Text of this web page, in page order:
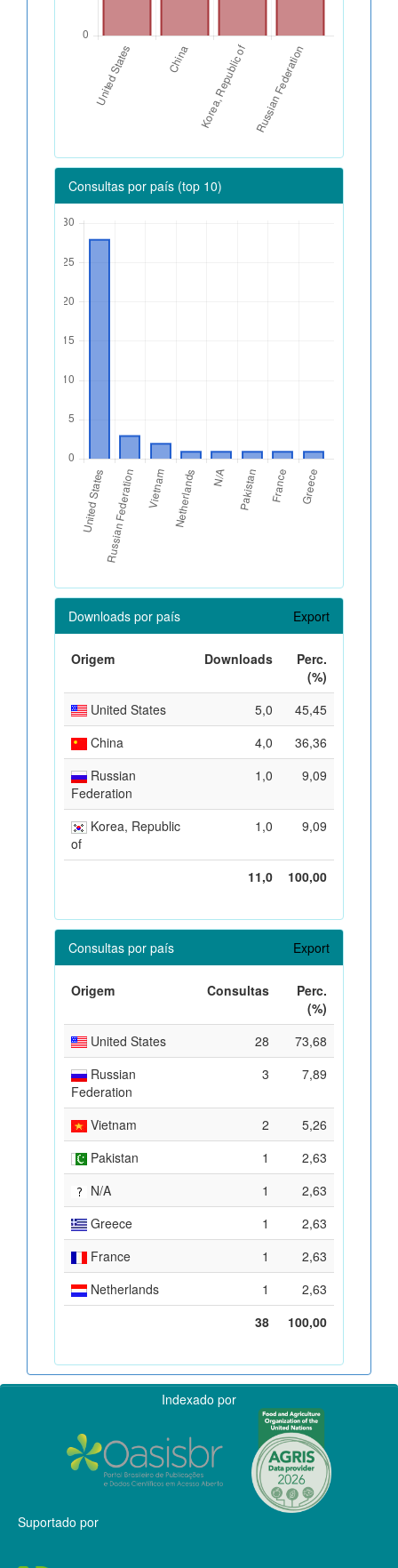
Consultas por país (top 10)
Downloads por país Export
Origem Downloads
Perc.
(%)
United States
5,0
45,45
China
4,0
36,36
Russian
Federation
1,0 9,09
Korea, Republic
of
1,0 9,09
11,0 100,00
Consultas por país Export
Origem Consultas
Perc.
(%)
United States
28
73,68
Russian
Federation
3 7,89
Vietnam 2
5,26
Pakistan
1
2,63
N/A
1
2,63
Greece
1
2,63
France
1
2,63
Netherlands
1
2,63
38
100,00
Indexado por
Suportado por